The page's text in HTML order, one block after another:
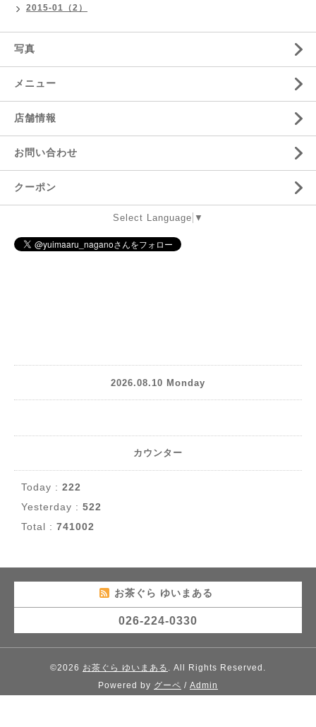
2015-01（2）
写真
メニュー
店舗情報
お問い合わせ
クーポン
Select Language ▼
2026.08.10 Monday
カウンター
Today : 222
Yesterday : 522
Total : 741002
お茶ぐら ゆいまある
026-224-0330
©2026 お茶ぐら ゆいまある . All Rights Reserved.
Powered by グーペ / Admin